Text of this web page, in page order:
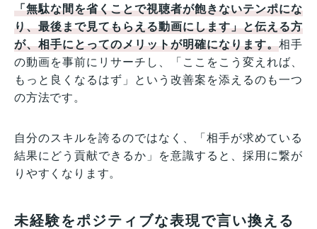
「無駄な間を省くことで視聴者が飽きないテンポにな
り、最後まで見てもらえる動画にします」と伝える方
が、相手にとってのメリットが明確になります。相手
の動画を事前にリサーチし、「ここをこう変えれば、
もっと良くなるはず」という改善案を添えるのも一つ
の方法です。
自分のスキルを誇るのではなく、「相手が求めている
結果にどう貢献できるか」を意識すると、採用に繋が
りやすくなります。
未経験をポジティブな表現で言い換える